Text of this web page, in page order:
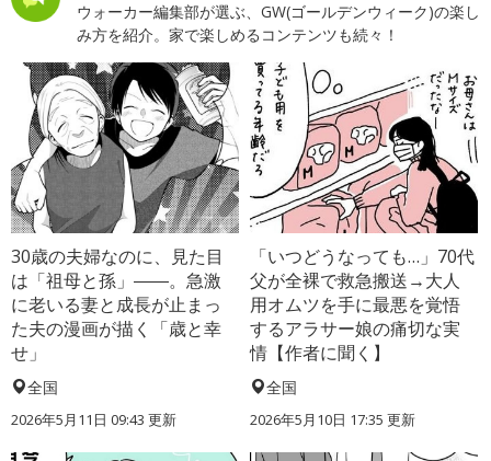
ウォーカー編集部が選ぶ、GW(ゴールデンウィーク)の楽し
み方を紹介。家で楽しめるコンテンツも続々！
30歳の夫婦なのに、見た目
は「祖母と孫」――。急激
に老いる妻と成長が止まっ
た夫の漫画が描く「歳と幸
せ」
全国
2026年5月11日 09:43 更新
「いつどうなっても…」70代
父が全裸で救急搬送→大人
用オムツを手に最悪を覚悟
するアラサー娘の痛切な実
情【作者に聞く】
全国
2026年5月10日 17:35 更新